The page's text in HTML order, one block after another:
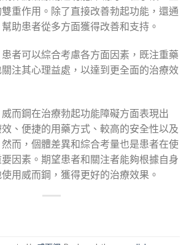
重作用。除了直接改善勃起功能，還通
助患者從多方面獲得改善和支持。
者可以綜合考慮各方面因素，既注重藥
注其心理益處，以達到更全面的治療效
而鋼在治療勃起功能障礙方面表現出
、便捷的用藥方式、較高的安全性以及
而，個體差異和綜合考量也是患者在使
因素。期望患者和關注者能夠根據自身
用威而鋼，獲得更好的治療效果。